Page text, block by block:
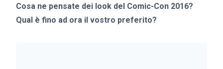
Cosa ne pensate dei look del Comic-Con 2016?
Qual è fino ad ora il vostro preferito?